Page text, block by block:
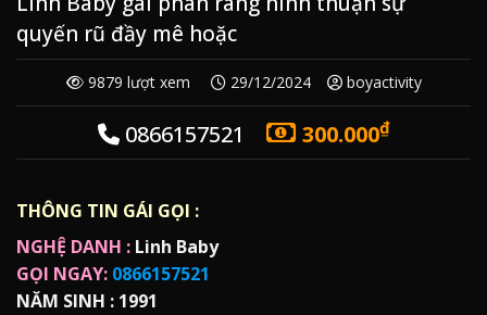
quyến rũ đầy mê hoặc
9879 lượt xem 29/12/2024 boyactivity
0866157521 300.000₫
THÔNG TIN GÁI GỌI :
NGHỆ DANH : Linh Baby
GỌI NGAY: 0866157521
NĂM SINH : 1991